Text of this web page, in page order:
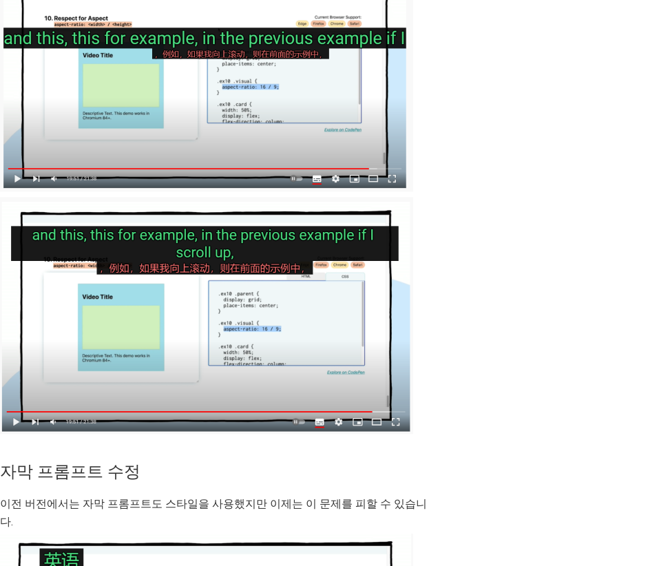
자막 프롬프트 수정
이전 버전에서는 자막 프롬프트도 스타일을 사용했지만 이제는 이 문제를 피할 수 있습니
다.